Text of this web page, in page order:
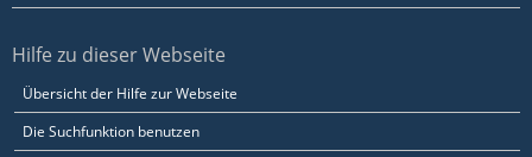
Hilfe zu dieser Webseite
Übersicht der Hilfe zur Webseite
Die Suchfunktion benutzen